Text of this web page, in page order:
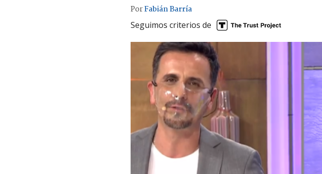
PorFabián Barría
Seguimos criterios de